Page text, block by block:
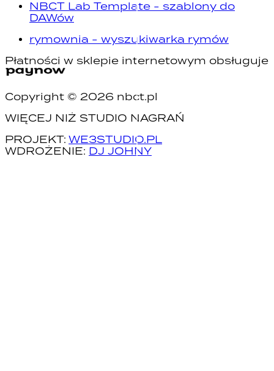
NBCT Lab Template - szablony do
DAWów
rymownia - wyszukiwarka rymów
Płatności w sklepie internetowym obsługuje
Copyright © 2026 nbct.pl
WIĘCEJ NIŻ STUDIO NAGRAŃ
PROJEKT: WE3STUDIO.PL
WDROŻENIE: DJ JOHNY